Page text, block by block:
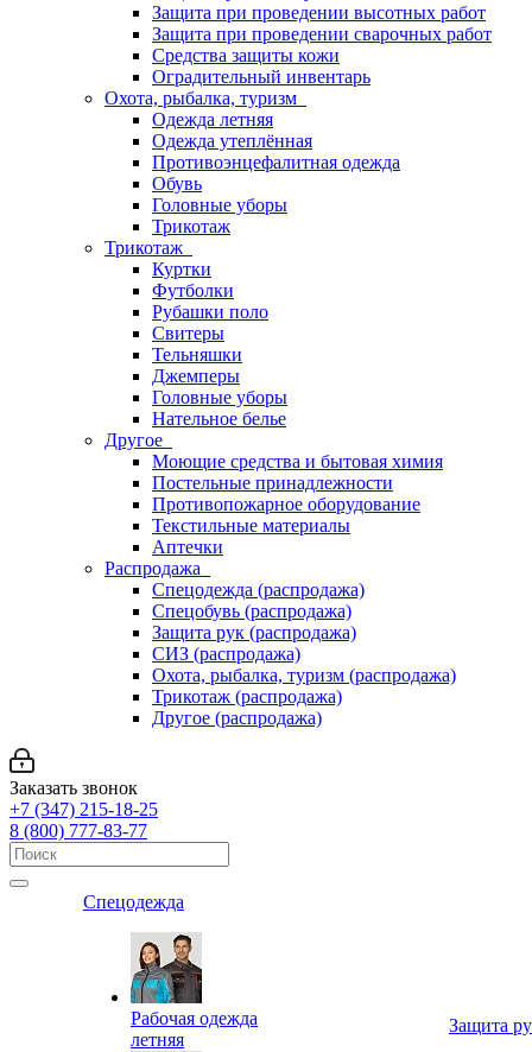
Защита при проведении высотных работ
Защита при проведении сварочных работ
Средства защиты кожи
Оградительный инвентарь
Охота, рыбалка, туризм
Одежда летняя
Одежда утеплённая
Противоэнцефалитная одежда
Обувь
Головные уборы
Трикотаж
Трикотаж
Куртки
Футболки
Рубашки поло
Свитеры
Тельняшки
Джемперы
Головные уборы
Нательное белье
Другое
Моющие средства и бытовая химия
Постельные принадлежности
Противопожарное оборудование
Текстильные материалы
Аптечки
Распродажа
Спецодежда (распродажа)
Спецобувь (распродажа)
Защита рук (распродажа)
СИЗ (распродажа)
Охота, рыбалка, туризм (распродажа)
Трикотаж (распродажа)
Другое (распродажа)
Заказать звонок
+7 (347) 215-18-25
8 (800) 777-83-77
Спецодежда
Рабочая одежда
летняя
Защита